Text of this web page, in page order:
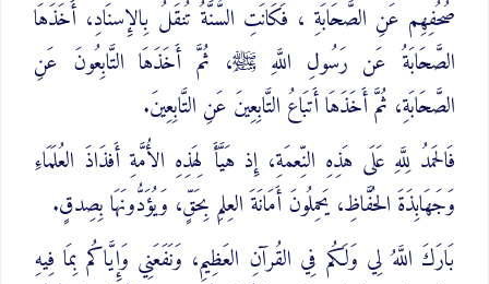
صُحُفِهِم عَنِ الصَّحَابَةِ ، فَكَانَتِ السُّنَّةُ تُنقَلُ بِالإِسنَادِ، أَخَذَهَا
الصَّحَابَةُ عَن رَسُولِ اللَّهِ ﷺ، ثُمَّ أَخَذَهَا التَّابِعُونَ عَنِ
الصَّحَابَةِ، ثُمَّ أَخَذَهَا أَتبَاعُ التَّابِعِينَ عَنِ التَّابِعِينَ.
فَالحَمدُ لِلَّهِ عَلَى هَذِهِ النِّعمَةِ، إِذ هَيَّأَ لِهَذِهِ الأُمَّةِ أَفذَاذَ العُلَمَاءِ
وَجَهَابِذَةَ الحُفَّاظِ، يَحمِلُونَ أَمَانَةَ العِلمِ بِحَقٍّ، وَيُؤَدُّونَهَا بِصِدقٍ.
بَارَكَ اللَّهُ لِي وَلَكُم فِي القُرآنِ العَظِيمِ، وَنَفَعَنِي وَإِيَّاكُم بِمَا فِيهِ